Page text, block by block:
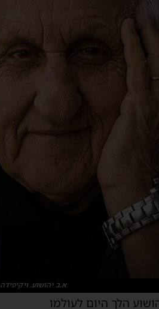
א.ב יהושוע. ויקיפידה
הלך היום לעולמו